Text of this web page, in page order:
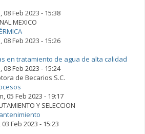
08 Feb 2023 - 15:38
MEXICO
08 Feb 2023 - 15:26
en tratamiento de agua de alta calidad
08 Feb 2023 - 15:24
de Becarios S.C.
05 Feb 2023 - 19:17
Y SELECCION
03 Feb 2023 - 15:23